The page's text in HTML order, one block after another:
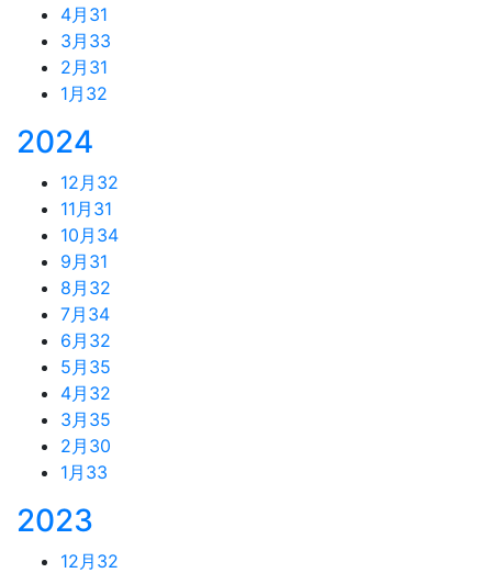
4月 31
3月 33
2月 31
1月 32
2024
12月 32
11月 31
10月 34
9月 31
8月 32
7月 34
6月 32
5月 35
4月 32
3月 35
2月 30
1月 33
2023
12月 32